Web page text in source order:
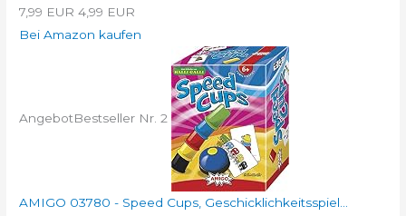
7,99 EUR 4,99 EUR
Bei Amazon kaufen
AngebotBestseller Nr. 2
AMIGO 03780 - Speed Cups, Geschicklichkeitsspiel...